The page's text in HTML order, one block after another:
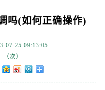
吗(如何正确操作)
07-25 09:13:05
（次）